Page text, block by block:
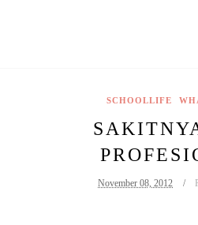
SCHOOLLIFE
November 08, 2012